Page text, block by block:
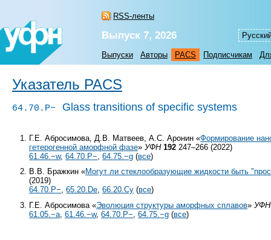
RSS-ленты
Выпуск 7, 2026
Выпуски Авторы PACS Подписчикам
Указатель PACS
64.70.P− Glass transitions of specific systems
Г.Е. Абросимова, Д.В. Матвеев, А.С. Аронин «Формирование
гетерогенной аморфной фазе»УФН 192 247–266 (2022)
61.46.−w,64.70.P−,64.75.−g (все)
В.В. Бражкин «Могут ли стеклообразующие жидкости быть
(2019)
64.70.P−,65.20.De,66.20.Cy (все)
Г.Е. Абросимова «Эволюция структуры аморфных сплавов»УФН
61.05.−a ,61.46.−w,64.70.P− ,64.75.−g (все)